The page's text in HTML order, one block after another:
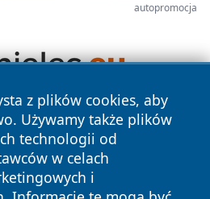
autopromocja
z plików cookies, aby
Używamy także plików
technologii od
w celach
i